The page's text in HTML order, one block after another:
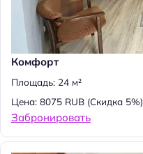
Комфорт
Площадь: 24 м²
Цена: 8075 RUB (Скидка 5%)
Забронировать